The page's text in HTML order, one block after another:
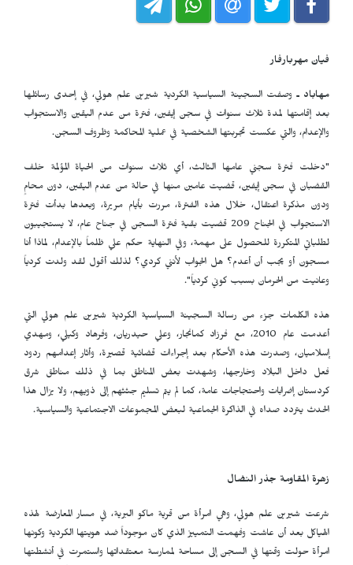
فيان مهربارفار
مهاباد ـوصفت السجينة السياسية الكردية شيرين علم هولي، في إحدى رسائلها
بعد إقامتها لمدة ثلاث سنوات في سجن إيفين، فترة من عدم اليقين والاستجواب
والإعدام، والتي عكست تجربتها الشخصية في عملية المحاكمة وظروف السجن.
"دخلت فترة سجني عامها الثالث، أي ثلاث سنوات من الحياة المؤلمة خلف
القضبان في سجن إيفين، قضيت عامين منها في حالة من عدم اليقين، دون محامٍ
ودون مذكرة اعتقال، خلال هذه الفترة، مررت بأيام مريرة، وبعدها بدأت فترة
الاستجواب في الجناح 209 قضيت بقية فترة السجن في جناح عام، لا يستجيبون
لطلباتي المتكررة للحصول على مهمة، وفي النهاية حكم علي ظلماً بالإعدام، لماذا أنا
مسجون أو يجب أن أعدم؟ هل الجواب لأنني كردي؟ لذلك أقول لقد ولدت كردياً
وعانيت من الحرمان بسبب كوني كردياً".
هذه الكلمات جزء من رسالة السجينة السياسية الكردية شيرين علم هولي التي
أعدمت عام 2010، مع فرزاد كمانجار، وعلي حيدريان، وفرهاد وكيلي، ومهدي
إسلاميان، وصدرت هذه الأحكام بعد إجراءات قضائية قصيرة، وأثار إعدامهم ردود
فعل داخل البلاد وخارجها، وشهدت بعض المناطق بما في ذلك مناطق شرق
كردستان إضرابات واحتجاجات عامة، كما لم يتم تسليم جثثهم إلى ذويهم، ولا يزال هذا
الحدث يتردد صداه في الذاكرة الجماعية لبعض المجموعات الاجتماعية والسياسية.
زهرة المقاومة جذر النضال
شرعت شيرين علم هولي، وهي امرأة من قرية ماكو البرية، في مسار المعارضة لهذه
الهياكل بعد أن عاشت وفهمت التمييز الذي كان موجوداً ضد هويتها الكردية وكونها
امرأة حولت وقتها في السجن إلى مساحة لممارسة معتقداتها واستمرت في أنشطتها